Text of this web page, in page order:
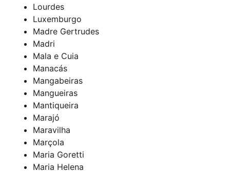
Lourdes
Luxemburgo
Madre Gertrudes
Madri
Mala e Cuia
Manacás
Mangabeiras
Mangueiras
Mantiqueira
Marajó
Maravilha
Marçola
Maria Goretti
Maria Helena